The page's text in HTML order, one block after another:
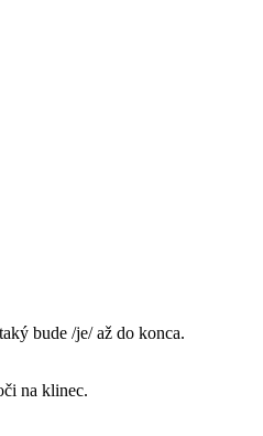
bude /je/ až do konca.
na klinec.